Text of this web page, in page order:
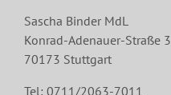
Sascha Binder MdL
Konrad-Adenauer-Straße 3
70173 Stuttgart
Tel: 0711/2063-7011